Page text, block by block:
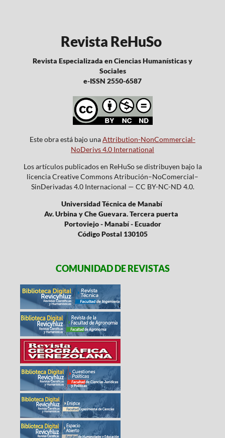
Revista ReHuSo
Revista Especializada en Ciencias Humanísticas y
Sociales
e-ISSN 2550-6587
Este obra está bajo unaAttribution-NonCommercial-
NoDerivs 4.0 International
Los artículos publicados en ReHuSo se distribuyen bajo la
licencia Creative Commons Atribución–NoComercial–
SinDerivadas 4.0 Internacional — CC BY-NC-ND 4.0.
Universidad Técnica de Manabí
Av. Urbina y Che Guevara. Tercera puerta
Portoviejo - Manabí - Ecuador
Código Postal 130105
COMUNIDAD DE REVISTAS